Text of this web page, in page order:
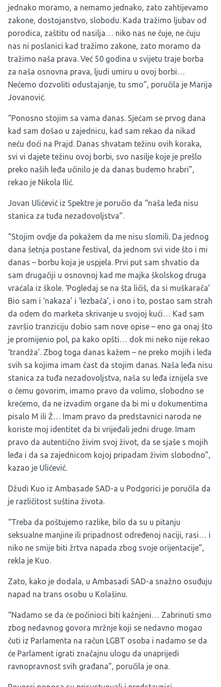
jednako moramo, a nemamo jednako, zato zahtijevamo
zakone, dostojanstvo, slobodu. Kada tražimo ljubav od
porodica, zaštitu od nasilja… niko nas ne čuje, ne čuju
nas ni poslanici kad tražimo zakone, zato moramo da
tražimo naša prava. Već 50 godina u svijetu traje borba
za naša osnovna prava, ljudi umiru u ovoj borbi…
Nećemo dozvoliti odustajanje, tu smo”, poručila je Marija
Jovanović.
“Ponosno stojim sa vama danas. Sjećam se prvog dana
kad sam došao u zajednicu, kad sam rekao da nikad
neću doći na Prajd. Danas shvatam težinu ovih koraka,
svi vi dajete težinu ovoj borbi, svo nasilje koje je prešlo
preko naših leđa učinilo je da danas budemo hrabri”,
rekao je Nikola Ilić.
Jovan Ulićević iz Spektre je poručio da “naša leđa nisu
stanica za tuđa nezadovoljstva”.
“Stojim ovdje da pokažem da me nisu slomili. Da jednog
dana šetnja postane festival, da jednom svi vide što i mi
danas – borbu koja je uspjela. Prvi put sam shvatio da
sam drugačiji u osnovnoj kad me majka školskog druga
vraćala iz škole. ‘Pogledaj se na šta ličiš, da si muškarača’
Bio sam i ‘nakaza’ i ‘lezbača’, i ono i to, postao sam strah
da odem do marketa skrivanje u svojoj kući… Kad sam
završio tranziciju dobio sam nove opise – eno ga onaj što
je promijenio pol, pa kako opšti… dok mi neko nije rekao
‘trandža’. Zbog toga danas kažem – ne preko mojih i leđa
svih sa kojima imam čast da stojim danas. Naša leđa nisu
stanica za tuđa nezadovoljstva, naša su leđa iznijela sve
o čemu govorim, imamo pravo da volimo, slobodno se
krećemo, da ne izvadim organe da bi mi u dokumentima
pisalo M ili Ž… Imam pravo da predstavnici naroda ne
koriste moj identitet da bi vrijeđali jedni druge. Imam
pravo da autentično živim svoj život, da se sjaše s mojih
leđa i da sa zajednicom kojoj pripadam živim slobodno”,
kazao je Ulićević.
Džudi Kuo iz Ambasade SAD-a u Podgorici je poručila da
je različitost suština života.
“Treba da poštujemo razlike, bilo da su u pitanju
seksualne manjine ili pripadnost određenoj naciji, rasi… i
niko ne smije biti žrtva napada zbog svoje orijentacije”,
rekla je Kuo.
Zato, kako je dodala, u Ambasadi SAD-a snažno osuđuju
napad na trans osobu u Kolašinu.
“Nadamo se da će počinioci biti kažnjeni… Zabrinuti smo
zbog nedavnog govora mržnje koji se nedavno mogao
čuti iz Parlamenta na račun LGBT osoba i nadamo se da
će Parlament igrati značajnu ulogu da unaprijedi
ravnopravnost svih građana”, poručila je ona.